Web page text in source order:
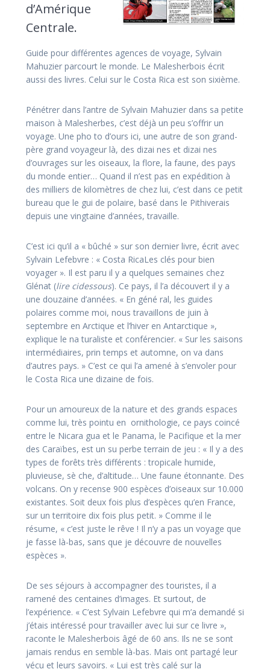
d’Amérique
Centrale.
Guide pour différentes agences de voyage, Sylvain
Mahuzier parcourt le monde. Le Malesherbois écrit
aussi des livres. Celui sur le Costa Rica est son sixième.
Pénétrer dans l’antre de Sylvain Mahuzier dans sa petite
maison à Ma­lesherbes, c’est déjà un peu s’offrir un
voyage. Une pho­ to d’ours ici, une autre de son grand­
père grand voyageur là, des dizai nes et dizai nes
d’ouvrages sur les oiseaux, la flore, la faune, des pays
du monde entier… Quand il n’est pas en expédition à
des milliers de kilomètres de chez lui, c’est dans ce petit
bureau que le gui­ de polaire, basé dans le Pithive­rais
depuis une vingtaine d’an­nées, travaille.
C’est ici qu’il a « bûché » sur son dernier livre, écrit avec
Syl­vain Lefebvre : « Costa Rica­Les clés pour bien
voyager ». Il est paru il y a quelques semaines chez
Glénat (lire ci­dessous). Ce pays, il l’a découvert il y a
une douzaine d’années. « En géné­ ral, les guides
polaires comme moi, nous travaillons de juin à
septembre en Arctique et l’hiver en Antarctique »,
explique le na­ turaliste et conférencier. « Sur les saisons
intermédiaires, prin­ temps et automne, on va dans
d’autres pays. » C’est ce qui l’a amené à s’envoler pour
le Costa Rica une dizaine de fois.
Pour un amoureux de la natu­re et des grands espaces
comme lui, très pointu en ornithologie, ce pays coincé
entre le Nicara­ gua et le Panama, le Pacifique et la mer
des Caraïbes, est un su­ perbe terrain de jeu : « Il y a des
types de forêts très différents : tropicale humide,
pluvieuse, sè­ che, d’altitude… Une faune étonnante. Des
volcans. On y recense 900 espèces d’oiseaux sur 10.000
existantes. Soit deux fois plus d’espèces qu’en Fran­ce,
sur un territoire dix fois plus petit. » Comme il le
résume, « c’est juste le rêve ! Il n’y a pas un voyage que
je fasse là­-bas, sans que je découvre de nouvel­les
espèces ».
De ses séjours à accompagner des touristes, il a
ramené des centaines d’images. Et surtout, de
l’expérience. « C’est Sylvain Lefebvre qui m’a demandé si
j’étais intéressé pour travailler avec lui sur ce livre »,
raconte le Malesherbois âgé de 60 ans. Ils ne se sont
jamais rendus en­ semble là­-bas. Mais ont partagé leur
vécu et leurs savoirs. « Lui est très calé sur la